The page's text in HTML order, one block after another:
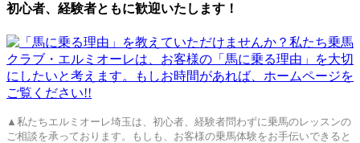
初心者、経験者ともに歓迎いたします！
▲私たちエルミオーレ埼玉は、初心者、経験者問わずに乗馬のレッスンの
ご相談を承っております。もしも、お客様の乗馬体験をお手伝いできると